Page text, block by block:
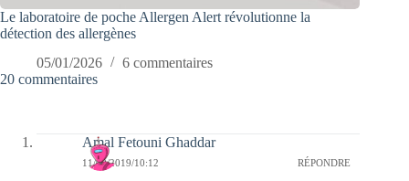
Le laboratoire de poche Allergen Alert révolutionne la
détection des allergènes
05/01/2026
6 commentaires
20 commentaires
Amal Fetouni Ghaddar
11/09/2019/10:12 RÉPONDRE